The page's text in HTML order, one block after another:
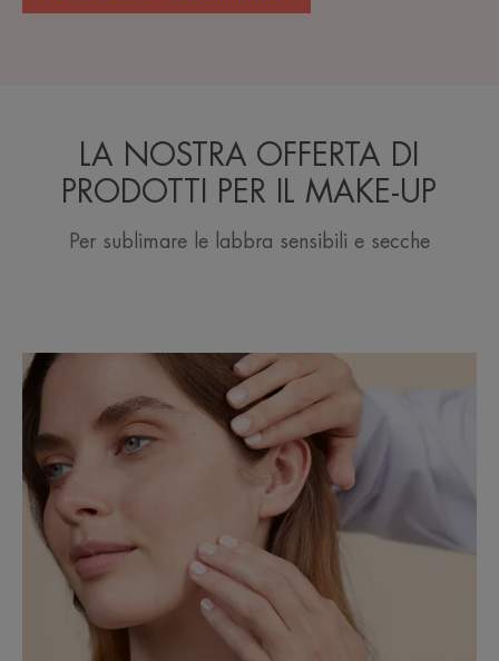
LA NOSTRA OFFERTA DI
PRODOTTI PER IL MAKE-UP
Per sublimare le labbra sensibili e secche